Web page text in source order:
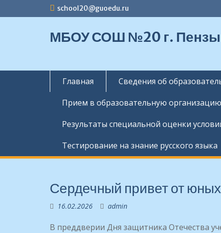
к
school20@guoedu.ru
МБОУ СОШ №20 г. Пензы
Главная Сведения об
Прием в образовательную организацию
Результаты специальной оценки
Тестирование на знание русского языка
Сердечный привет от
16.02.2026 admin
В преддверии Дня защитника Отечества